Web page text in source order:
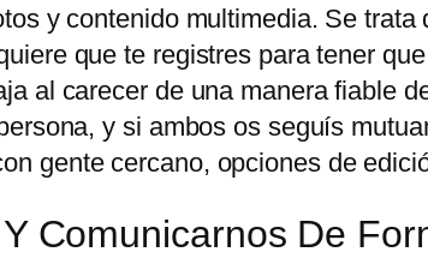
y contenido multimedia. Se
que te registres para tener
al carecer de una manera fiable
y si ambos os seguís
gente cercano, opciones de
Comunicarnos De